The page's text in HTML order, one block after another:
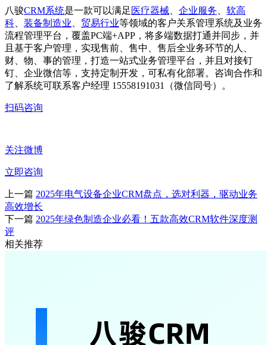
八骏CRM系统是一款可以满足 医疗器械 企业服务
软高
科
装备制造业 贸易行业等领域的客户关系管理系统及业务
流程管理平台，覆盖PC端+APP，将多端数据打通并同步，并
且基于客户管理，实现售前、售中、售后全业务环节的人、
财、物、事的管理，打造一站式业务管理平台，并且对接钉
钉、企业微信等，支持定制开发，可私有化部署。咨询合作和
了解系统可联系客户经理 15558191031（微信同号）。
扫码咨询
关注微博
立即咨询
上一篇 2025年电气设备企业CRM盘点，选对利器，驱动业务
高效增长
下一篇 2025年绿色制造企业必看！五款高效CRM软件深度测
评
相关推荐